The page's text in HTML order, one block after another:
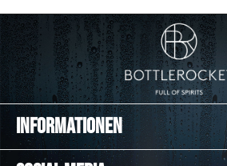
Informationen